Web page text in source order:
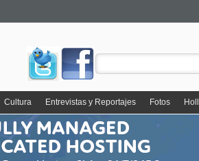
Cultura Entrevistas y Reportajes Fotos